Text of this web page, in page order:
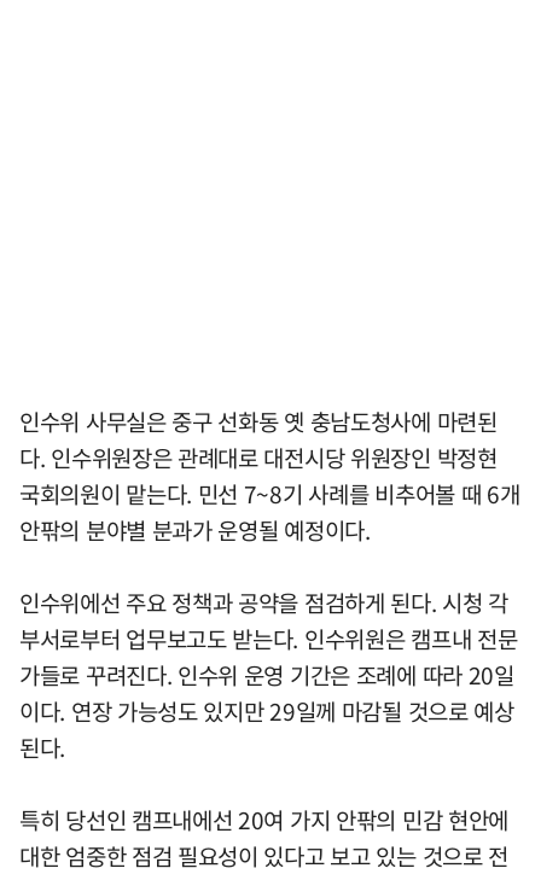
인수위 사무실은 중구 선화동 옛 충남도청사에 마련된
다. 인수위원장은 관례대로 대전시당 위원장인 박정현
국회의원이 맡는다. 민선 7~8기 사례를 비추어볼 때 6개
안팎의 분야별 분과가 운영될 예정이다.
인수위에선 주요 정책과 공약을 점검하게 된다. 시청 각
부서로부터 업무보고도 받는다. 인수위원은 캠프내 전문
가들로 꾸려진다. 인수위 운영 기간은 조례에 따라 20일
이다. 연장 가능성도 있지만 29일께 마감될 것으로 예상
된다.
특히 당선인 캠프내에선 20여 가지 안팎의 민감 현안에
대한 엄중한 점검 필요성이 있다고 보고 있는 것으로 전